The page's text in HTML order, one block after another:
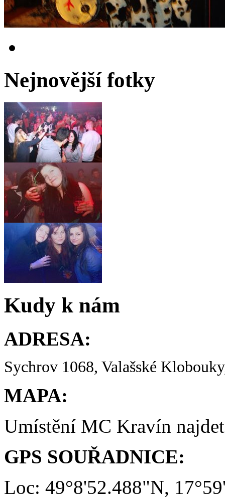
Nejnovější fotky
Kudy k nám
ADRESA:
Sychrov 1068, Valašské
MAPA:
Umístění MC Kravín
GPS SOUŘADNICE:
Loc: 49°8'52.488"N,